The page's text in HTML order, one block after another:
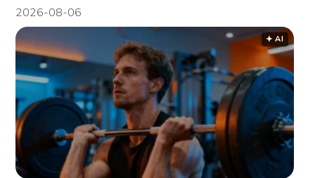
2026-08-06
🟅 AI